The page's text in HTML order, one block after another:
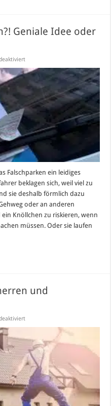
Geniale Idee oder
für
Falschparken?!
Idee
Verkehrsbehinderung?
Falschparken ein leidiges
beklagen sich, weil viel zu
sie deshalb förmlich dazu
oder an anderen
Knöllchen zu riskieren, wenn
müssen. Oder sie laufen
und
für
für
Bauherren
und
Hausbesitzer